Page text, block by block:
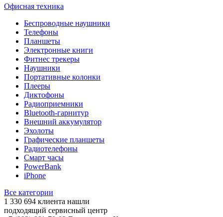
Офисная техника
Беспроводные наушники
Телефоны
Планшеты
Электронные книги
Фитнес трекеры
Наушники
Портативные колонки
Плееры
Диктофоны
Радиоприемники
Bluetooth-гарнитур
Внешний аккумулятор
Эхолоты
Графические планшеты
Радиотелефоны
Смарт часы
PowerBank
iPhone
Все категории
1 330 694 клиента нашли
подходящий сервисный центр